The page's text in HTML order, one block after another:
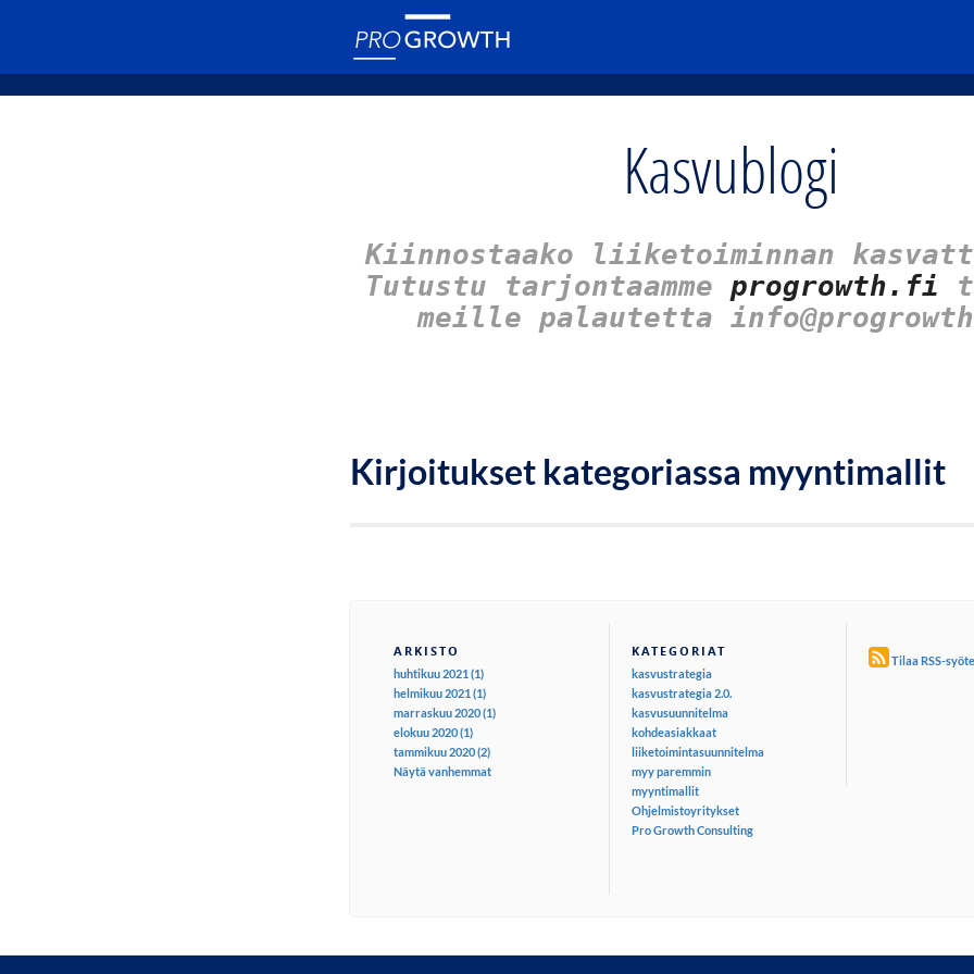
Kasvublogi
Kiinnostaako liiketoiminnan
Tutustu tarjontaamme progrowth.fi
meille palautetta
Kirjoitukset kategoriassa myyntimallit
ARKISTO
huhtikuu 2021 (1)
helmikuu 2021 (1)
marraskuu 2020 (1)
elokuu 2020 (1)
tammikuu 2020 (2)
Näytä vanhemmat
KATEGORIAT
kasvustrategia
kasvustrategia 2.0.
kasvusuunnitelma
kohdeasiakkaat
liiketoimintasuunnitelma
myy paremmin
myyntimallit
Ohjelmistoyritykset
Pro Growth Consulting
Tilaa RSS-syöte